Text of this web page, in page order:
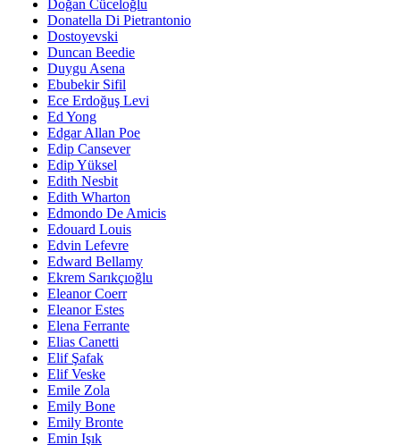
Doğan Cüceloğlu
Donatella Di Pietrantonio
Dostoyevski
Duncan Beedie
Duygu Asena
Ebubekir Sifil
Ece Erdoğuş Levi
Ed Yong
Edgar Allan Poe
Edip Cansever
Edip Yüksel
Edith Nesbit
Edith Wharton
Edmondo De Amicis
Edouard Louis
Edvin Lefevre
Edward Bellamy
Ekrem Sarıkçıoğlu
Eleanor Coerr
Eleanor Estes
Elena Ferrante
Elias Canetti
Elif Şafak
Elif Veske
Emile Zola
Emily Bone
Emily Bronte
Emin Işık